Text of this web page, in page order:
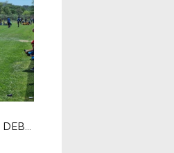
1ERE JOURNEE NATIONALE DES DEBUTANTS (28 MAI 2022 - PERNES)